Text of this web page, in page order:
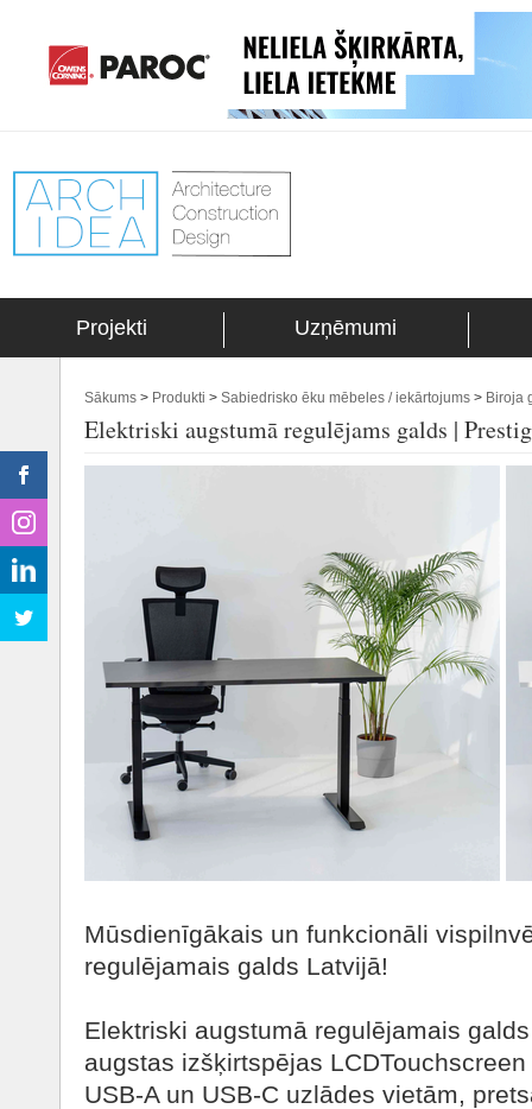
Projekti Uzņēmumi
Sākums > Produkti > Sabiedrisko ēku mēbeles / iekārtojums > Biroja
Elektriski augstumā regulējams galds |
Mūsdienīgākais un funkcionāli
regulējamais galds Latvijā!
Elektriski augstumā regulējamais
augstas izšķirtspējas
USB-A un USB-C uzlādes vietām,